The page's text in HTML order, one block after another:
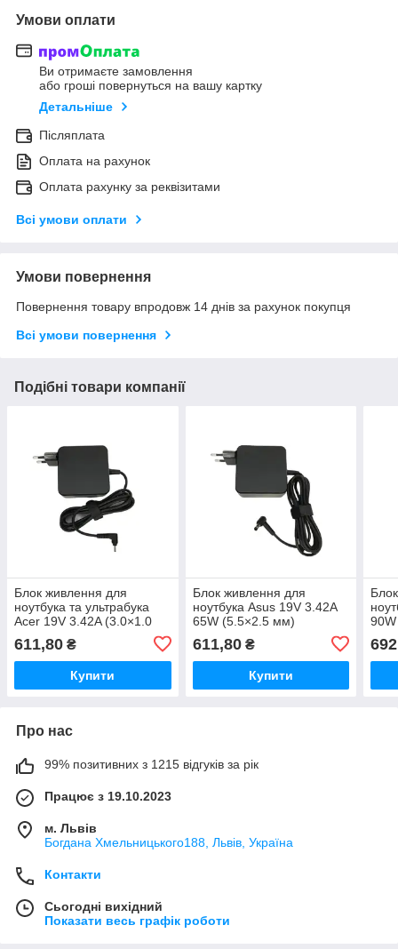
Умови оплати
Ви отримаєте замовлення
або гроші повернуться на вашу картку
Детальніше
Післяплата
Оплата на рахунок
Оплата рахунку за реквізитами
Всі умови оплати
Умови повернення
Повернення товару впродовж 14 днів за рахунок покупця
Всі умови повернення
Подібні товари компанії
Блок живлення для
ноутбука та ультрабука
Acer 19V 3.42A (3.0×1.0
611,80 ₴
Купити
Блок живлення для
ноутбука Asus 19V 3.42A
65W (5.5×2.5 мм)
611,80₴
Купити
Про нас
99% позитивних з 1215 відгуків за рік
Працює з 19.10.2023
м. Львів
Богдана Хмельницького188, Львів, Україна
Контакти
Сьогодні вихідний
Показати весь графік роботи